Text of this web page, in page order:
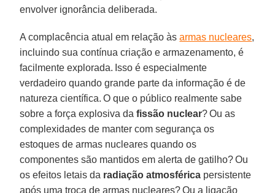
envolver ignorância deliberada.
A complacência atual em relação àsarmas nucleares,
incluindo sua contínua criação e armazenamento, é
facilmente explorada. Isso é especialmente
verdadeiro quando grande parte da informação é de
natureza científica. O que o público realmente sabe
sobre a força explosiva dafissão nuclear? Ou as
complexidades de manter com segurança os
estoques de armas nucleares quando os
componentes são mantidos em alerta de gatilho? Ou
os efeitos letais da radiação atmosférica persistente
após uma troca de armas nucleares? Ou a ligação